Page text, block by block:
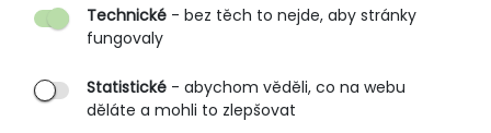
Technické - bez těch to nejde, aby stránky
fungovaly
Statistické - abychom věděli, co na webu
děláte a mohli to zlepšovat
O nás
Partnerské prodejny
B2B vstup